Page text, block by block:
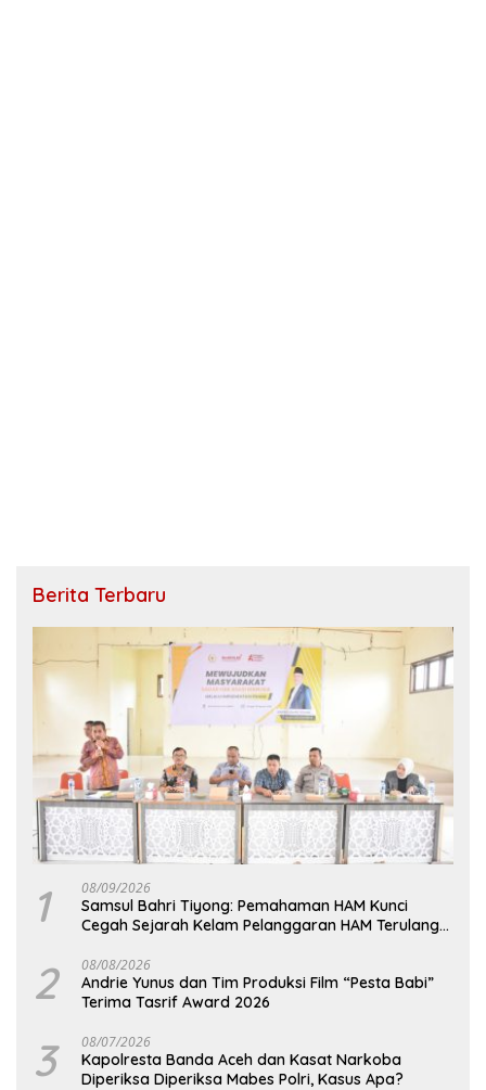
Berita Terbaru
1 08/09/2026
Samsul Bahri Tiyong: Pemahaman HAM Kunci
Cegah Sejarah Kelam Pelanggaran HAM Terulang
2 08/08/2026
Andrie Yunus dan Tim Produksi Film “Pesta Babi”
Terima Tasrif Award 2026
3 08/07/2026
Kapolresta Banda Aceh dan Kasat Narkoba
Diperiksa Diperiksa Mabes Polri, Kasus Apa?